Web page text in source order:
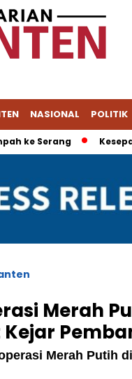
NASIONAL POLITIK
Kesepakatan
Merah
Merah Putih